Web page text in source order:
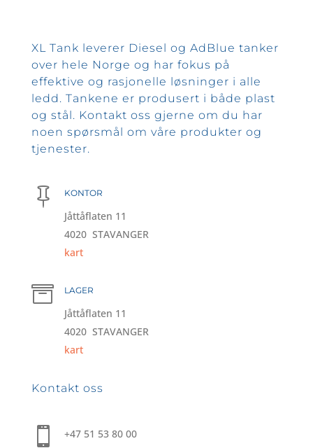
XL Tank leverer Diesel og AdBlue tanker
over hele Norge og har fokus på
effektive og rasjonelle løsninger i alle
ledd. Tankene er produsert i både plast
og stål. Kontakt oss gjerne om du har
noen spørsmål om våre produkter og
tjenester.
 KONTOR
Jåttåflaten 11
4020 STAVANGER
kart
 LAGER
Jåttåflaten 11
4020 STAVANGER
kart
Kontakt oss
 +47 51 53 80 00